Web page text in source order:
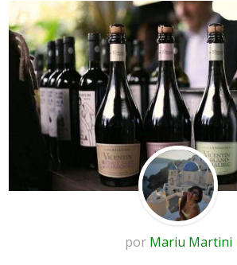
por Mariu Martini